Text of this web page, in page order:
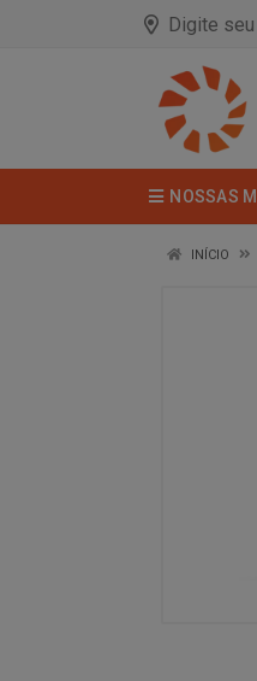
Digite seu
NOSSAS
INÍCIO